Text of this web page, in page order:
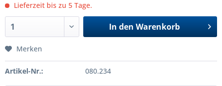
Lieferzeit bis zu 5 Tage.
In den Warenkorb
Merken
Artikel-Nr.: 080.234